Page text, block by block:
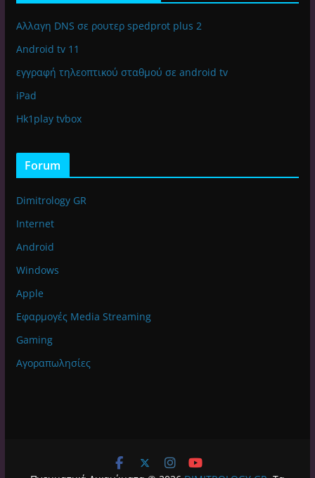
Αλλαγη DNS σε ρουτερ spedprot plus 2
Android tv 11
εγγραφή τηλεοπτικού σταθμού σε android tv
iPad
Hk1play tvbox
Forum
Dimitrology GR
Internet
Android
Windows
Apple
Εφαρμογές Media Streaming
Gaming
Αγοραπωλησίες